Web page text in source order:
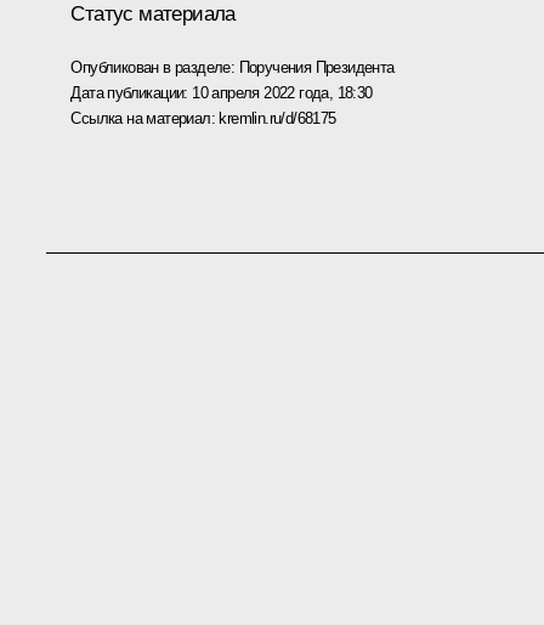
Статус материала
Опубликован в разделе: Поручения Президента
Дата публикации: 10 апреля 2022 года, 18:30
Ссылка на материал: kremlin.ru/d/68175